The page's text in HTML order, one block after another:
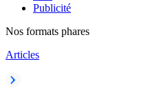
Publicité
Nos formats phares
Articles